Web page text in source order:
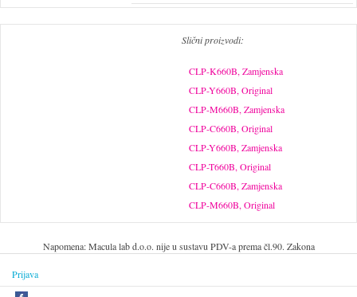
Slični proizvodi:
CLP-K660B, Zamjenska
CLP-Y660B, Original
CLP-M660B, Zamjenska
CLP-C660B, Original
CLP-Y660B, Zamjenska
CLP-T660B, Original
CLP-C660B, Zamjenska
CLP-M660B, Original
Napomena: Macula lab d.o.o. nije u sustavu PDV-a prema čl.90. Zakona
Prijava